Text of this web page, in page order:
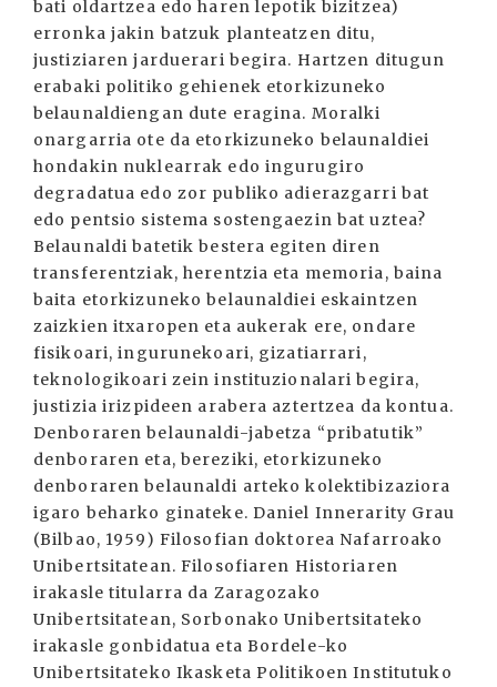
bati oldartzea edo haren lepotik bizitzea)
erronka jakin batzuk planteatzen ditu,
justiziaren jarduerari begira. Hartzen ditugun
erabaki politiko gehienek etorkizuneko
belaunaldiengan dute eragina. Moralki
onargarria ote da etorkizuneko belaunaldiei
hondakin nuklearrak edo ingurugiro
degradatua edo zor publiko adierazgarri bat
edo pentsio sistema sostengaezin bat uztea?
Belaunaldi batetik bestera egiten diren
transferentziak, herentzia eta memoria, baina
baita etorkizuneko belaunaldiei eskaintzen
zaizkien itxaropen eta aukerak ere, ondare
fisikoari, ingurunekoari, gizatiarrari,
teknologikoari zein instituzionalari begira,
justizia irizpideen arabera aztertzea da kontua.
Denboraren belaunaldi-jabetza “pribatutik”
denboraren eta, bereziki, etorkizuneko
denboraren belaunaldi arteko kolektibizaziora
igaro beharko ginateke. Daniel Innerarity Grau
(Bilbao, 1959) Filosofian doktorea Nafarroako
Unibertsitatean. Filosofiaren Historiaren
irakasle titularra da Zaragozako
Unibertsitatean, Sorbonako Unibertsitateko
irakasle gonbidatua eta Bordele-ko
Unibertsitateko Ikasketa Politikoen Institutuko